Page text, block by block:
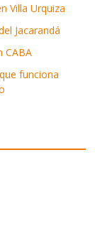
Villa Urquiza
Jacarandá
CABA
funciona